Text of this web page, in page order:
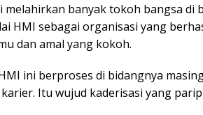
banyak tokoh bangsa di
HMI sebagai organisasi yang
dan amal yang kokoh.
ini berproses di bidangnya
Itu wujud kaderisasi yang